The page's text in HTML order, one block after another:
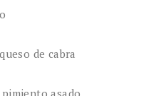
de cabra
asado